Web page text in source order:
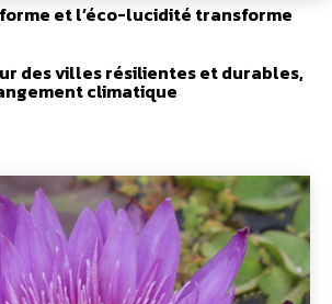
et l’éco-lucidité transforme
des villes résilientes et durables,
climatique